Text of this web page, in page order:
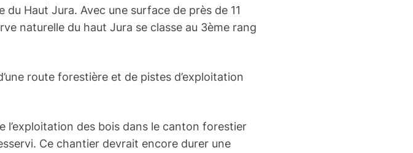
Haut Jura. Avec une surface de près de 11
naturelle du haut Jura se classe au 3ème rang
route forestière et de pistes d’exploitation
l’exploitation des bois dans le canton forestier
Ce chantier devrait encore durer une